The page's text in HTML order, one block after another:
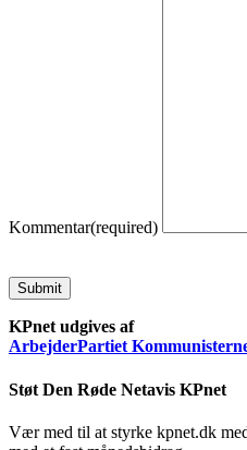
Kommentar(required)
Submit
KPnet udgives af
ArbejderPartiet
Støt Den Røde Netavis KPnet
Vær med til at styrke kpnet.dk